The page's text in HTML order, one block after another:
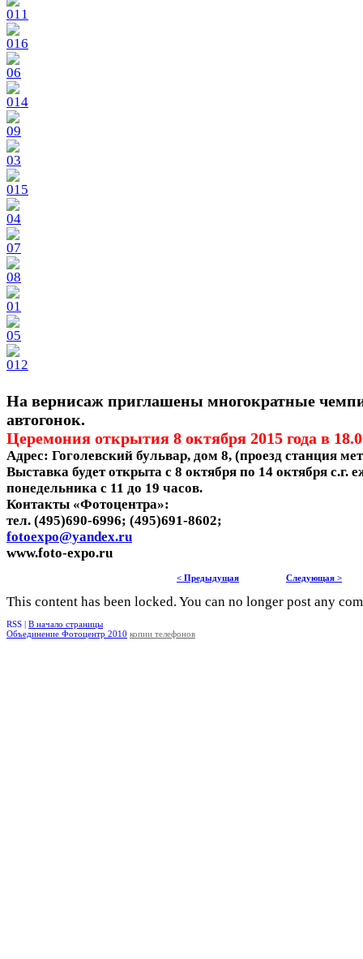
На вернисаж приглашены многократные
автогонок.
Церемония открытия 8 октября 2015 года в
Адрес: Гоголевский бульвар, дом 8, (проезд станция
Выставка будет открыта с 8 октября по 14 октября с.г.
понедельника с 11 до 19 часов.
Контакты «Фотоцентра»:
тел. (495)690-6996; (495)691-8602;
fotoexpo@yandex.ru
www.foto-expo.ru
< Предыдущая Следующая >
This content has been locked. You can no longer post any
RSS | В начало страницы
Объединение Фотоцентр 2010 копии телефонов